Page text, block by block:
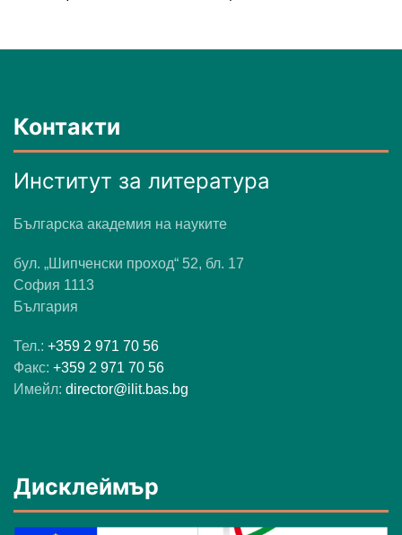
Контакти
Институт за литература
Българска академия на науките
бул. „Шипченски проход“ 52, бл. 17
София 1113
България
Тел.: +359 2 971 70 56
Факс: +359 2 971 70 56
Имейл: director@ilit.bas.bg
Дисклеймър